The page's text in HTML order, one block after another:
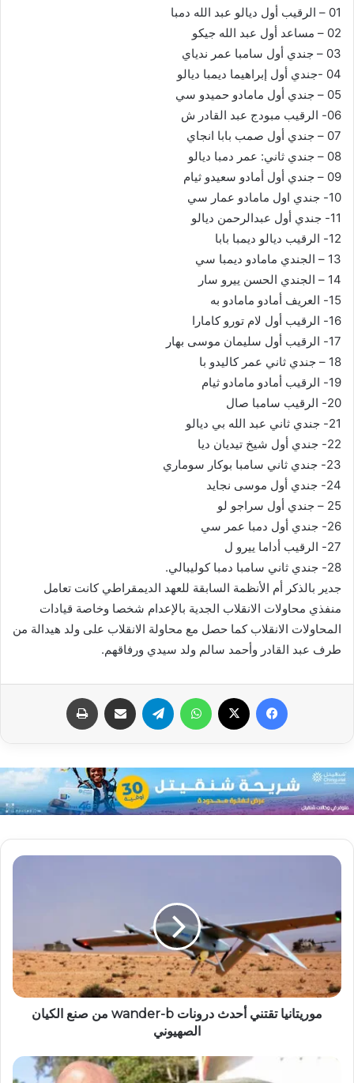
01 – الرقيب أول ديالو عبد الله دمبا
02 – مساعد أول عبد الله جيكو
03 – جندي أول سامبا عمر ندياي
04 -جندي أول إبراهيما ديمبا ديالو
05 – جندي أول مامادو حميدو سي
06- الرقيب مبودج عبد القادر ش
07 – جندي أول صمب بابا انجاي
08 – جندي ثاني: عمر دمبا ديالو
09 – جندي أول أمادو سعيدو ثيام
10- جندي اول مامادو عمار سي
11- جندي أول عبدالرحمن ديالو
12- الرقيب ديالو ديمبا بابا
13 – الجندي مامادو ديمبا سي
14 – الجندي الحسن ييرو سار
15- العريف أمادو مامادو به
16- الرقيب أول لام تورو كامارا
17- الرقيب أول سليمان موسى بهار
18 – جندي ثاني عمر كاليدو با
19- الرقيب أمادو مامادو ثيام
20- الرقيب سامبا صال
21- جندي ثاني عبد الله بي ديالو
22- جندي أول شيخ تيديان ديا
23- جندي ثاني سامبا بوكار سوماري
24- جندي أول موسى نجايد
25 – جندي أول سراجو لو
26- جندي أول دمبا عمر سي
27- الرقيب أداما ييرو ل
28- جندي ثاني سامبا دمبا كوليبالي.
جدير بالذكر أم الأنظمة السابقة للعهد الديمقراطي كانت تعامل
منفذي محاولات الانقلاب الجدية بالإعدام شخصا وخاصة قيادات
المحاولات الانقلاب كما حصل مع محاولة الانقلاب على ولد هيدالة من
طرف عبد القادر وأحمد سالم ولد سيدي ورفاقهم.
فيسبوك واتساب تيلقرام مشاركة عبر البريد
موريتانيا تقتني أحدث درونات wander-b من صنع الكيان
الصهيوني